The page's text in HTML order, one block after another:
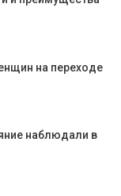
на переходе
наблюдали в